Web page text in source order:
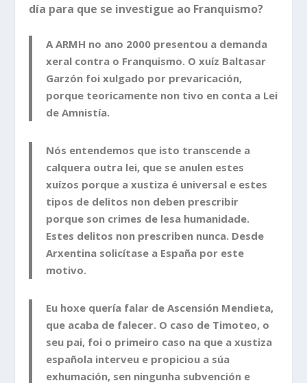
día para que se investigue ao Franquismo?
A ARMH no ano 2000 presentou a demanda
xeral contra o Franquismo. O xuíz Baltasar
Garzón foi xulgado por prevaricación,
porque teoricamente non tivo en conta a Lei
de Amnistía.
Nós entendemos que isto transcende a
calquera outra lei, que se anulen estes
xuízos porque a xustiza é universal e estes
tipos de delitos non deben prescribir
porque son crimes de lesa humanidade.
Estes delitos non prescriben nunca. Desde
Arxentina solicítase a España por este
motivo.
Eu hoxe quería falar de Ascensión Mendieta,
que acaba de falecer. O caso de Timoteo, o
seu pai, foi o primeiro caso na que a xustiza
española interveu e propiciou a súa
exhumación, sen ningunha subvención e